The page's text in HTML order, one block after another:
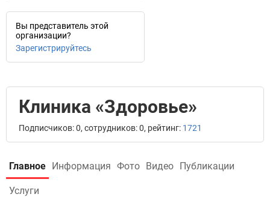
Вы представитель этой
организации?
Зарегистрируйтесь
Клиника «Здоровье»
Подписчиков: 0, сотрудников: 0, рейтинг: 1721
Главное Информация Фото Видео Публикации
Услуги